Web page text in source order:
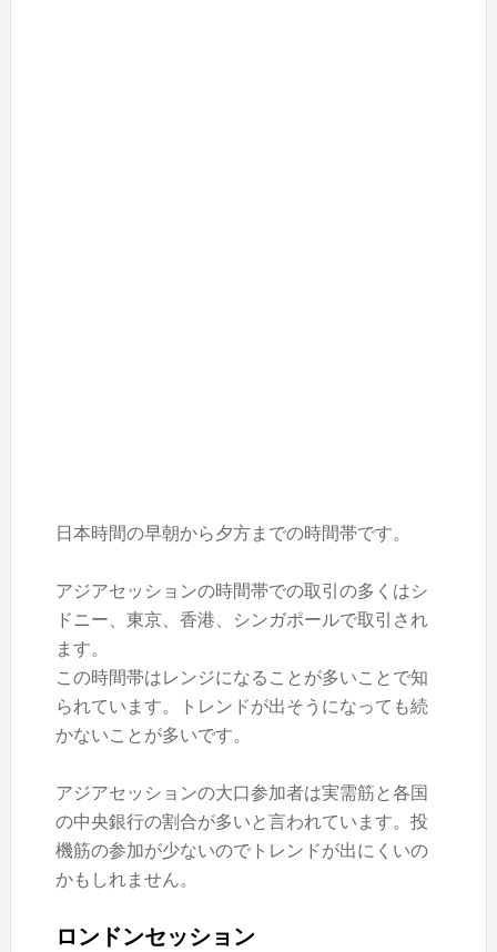
日本時間の早朝から夕方までの時間帯です。
アジアセッションの時間帯での取引の多くはシ
ドニー、東京、香港、シンガポールで取引され
ます。
この時間帯はレンジになることが多いことで知
られています。トレンドが出そうになっても続
かないことが多いです。
アジアセッションの大口参加者は実需筋と各国
の中央銀行の割合が多いと言われています。投
機筋の参加が少ないのでトレンドが出にくいの
かもしれません。
ロンドンセッション